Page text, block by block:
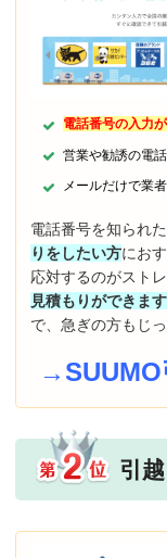
電話番号の入力
営業や勧誘の電
メールだけで業
電話番号を知られた
りをしたい方にお
応対するのがスト
見積もりができます
で、急ぎの方もじ
→SUUMO
引